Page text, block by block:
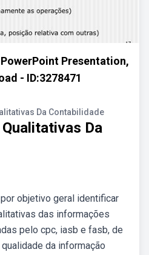
Presentation,
- ID:3278471
Da Contabilidade
Da
objetivo geral identificar
das informações
pelo cpc, iasb e fasb, de
da informação